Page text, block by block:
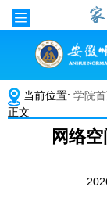
当前位置: 学院
正文
网络